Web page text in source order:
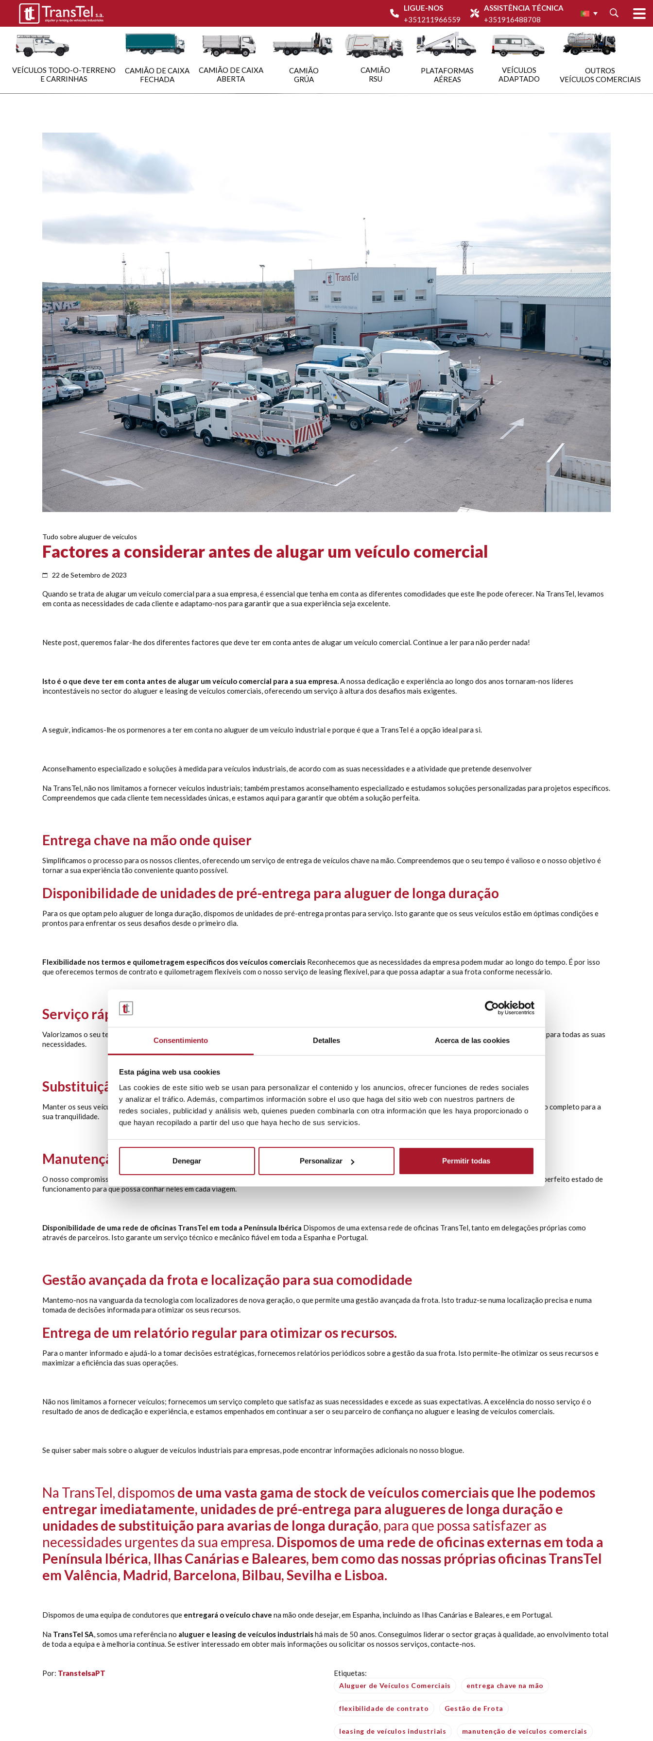
Consentimiento Detalles Acerca de las cookies
Esta página web usa cookies
Las cookies de este sitio web se usan para personalizar el contenido y los anuncios, ofrecer funciones de redes sociales
y analizar el tráfico. Además, compartimos información sobre el uso que haga del sitio web con nuestros partners de
redes sociales, publicidad y análisis web, quienes pueden combinarla con otra información que les haya proporcionado o
que hayan recopilado a partir del uso que haya hecho de sus servicios.
Denegar Personalizar Permitir todas
LIGUE-NOS
+351211966559
ASSISTÊNCIA TÉCNICA
+351916488708
VEÍCULOS TODO-O-TERRENO
E CARRINHAS
CAMIÃO DE CAIXA
FECHADA
CAMIÃO DE CAIXA
ABERTA
CAMIÃO
GRÚA
CAMIÃO
RSU
PLATAFORMAS
AÉREAS
VEÍCULOS
ADAPTADO
OUTROS
VEÍCULOS COMERCIAIS
Tudo sobre aluguer de veículos
Factores a considerar antes de alugar um veículo comercial
22 de Setembro de 2023
Quando se trata de alugar um veículo comercial para a sua empresa, é essencial que tenha em conta as diferentes comodidades que este lhe pode oferecer. Na TransTel, levamos
em conta as necessidades de cada cliente e adaptamo-nos para garantir que a sua experiência seja excelente.
Neste post, queremos falar-lhe dos diferentes factores que deve ter em conta antes de alugar um veículo comercial. Continue a ler para não perder nada!
Isto é o que deve ter em conta antes de alugar um veículo comercial para a sua empresa.A nossa dedicação e experiência ao longo dos anos tornaram-nos líderes
incontestáveis no sector do aluguer e leasing de veículos comerciais, oferecendo um serviço à altura dos desafios mais exigentes.
A seguir, indicamos-lhe os pormenores a ter em conta no aluguer de um veículo industrial e porque é que a TransTel é a opção ideal para si.
Aconselhamento especializado e soluções à medida para veículos industriais, de acordo com as suas necessidades e a atividade que pretende desenvolver
Na TransTel, não nos limitamos a fornecer veículos industriais; também prestamos aconselhamento especializado e estudamos soluções personalizadas para projetos específicos.
Compreendemos que cada cliente tem necessidades únicas, e estamos aqui para garantir que obtém a solução perfeita.
Entrega chave na mão onde quiser
Simplificamos o processo para os nossos clientes, oferecendo um serviço de entrega de veículos chave na mão. Compreendemos que o seu tempo é valioso e o nosso objetivo é
tornar a sua experiência tão conveniente quanto possível.
Disponibilidade de unidades de pré-entrega para aluguer de longa duração
Para os que optam pelo aluguer de longa duração, dispomos de unidades de pré-entrega prontas para serviço. Isto garante que os seus veículos estão em óptimas condições e
prontos para enfrentar os seus desafios desde o primeiro dia.
Flexibilidade nos termos e quilometragem específicos dos veículos comerciais Reconhecemos que as necessidades da empresa podem mudar ao longo do tempo. É por isso
que oferecemos termos de contrato e quilometragem flexíveis com o nosso serviço de leasing flexível, para que possa adaptar a sua frota conforme necessário.
Serviço rápido e eficiente com um único ponto de contacto
Valorizamos o seu tempo e simplificamos o processo de comunicação, fornecendo-lhe um único ponto de contacto. Isto garante um serviço eficiente e reativo para todas as suas
necessidades.
Substituição de pneus e seguro completo à sua disposição
Manter os seus veículos em perfeitas condições é essencial. É por isso que oferecemos a substituição de pneus incluída no nosso serviço, bem como um seguro completo para a
sua tranquilidade.
Manutenção preventiva e corretiva completa dos seus veículos.
O nosso compromisso com a qualidade reflete-se no nosso serviço de manutenção integral, tanto preventiva como corretiva. Mantemos os seus veículos em perfeito estado de
funcionamento para que possa confiar neles em cada viagem.
Disponibilidade de uma rede de oficinas TransTel em toda a Península Ibérica Dispomos de uma extensa rede de oficinas TransTel, tanto em delegações próprias como
através de parceiros. Isto garante um serviço técnico e mecânico fiável em toda a Espanha e Portugal.
Gestão avançada da frota e localização para sua comodidade
Mantemo-nos na vanguarda da tecnologia com localizadores de nova geração, o que permite uma gestão avançada da frota. Isto traduz-se numa localização precisa e numa
tomada de decisões informada para otimizar os seus recursos.
Entrega de um relatório regular para otimizar os recursos.
Para o manter informado e ajudá-lo a tomar decisões estratégicas, fornecemos relatórios periódicos sobre a gestão da sua frota. Isto permite-lhe otimizar os seus recursos e
maximizar a eficiência das suas operações.
Não nos limitamos a fornecer veículos; fornecemos um serviço completo que satisfaz as suas necessidades e excede as suas expectativas. A excelência do nosso serviço é o
resultado de anos de dedicação e experiência, e estamos empenhados em continuar a ser o seu parceiro de confiança no aluguer e leasing de veículos comerciais.
Se quiser saber mais sobre o aluguer de veículos industriais para empresas, pode encontrar informações adicionais no nosso blogue.
Na TransTel, dispomos de uma vasta gama de stock de veículos comerciais que lhe podemos
entregar imediatamente, unidades de pré-entrega para alugueres de longa duração e
unidades de substituição para avarias de longa duração, para que possa satisfazer as
necessidades urgentes da sua empresa. Dispomos de uma rede de oficinas externas em toda a
Península Ibérica, Ilhas Canárias e Baleares, bem como das nossas próprias oficinas TransTel
em Valência, Madrid, Barcelona, Bilbau, Sevilha e Lisboa.
Dispomos de uma equipa de condutores que entregará o veículo chave na mão onde desejar, em Espanha, incluindo as Ilhas Canárias e Baleares, e em Portugal.
Na TransTel SA, somos uma referência no aluguer e leasing de veículos industriaishá mais de 50 anos. Conseguimos liderar o sector graças à qualidade, ao envolvimento total
de toda a equipa e à melhoria contínua. Se estiver interessado em obter mais informações ou solicitar os nossos serviços, contacte-nos.
Por: TranstelsaPT Etiquetas:
Aluguer de Veículos Comerciais entrega chave na mão
flexibilidade de contrato Gestão de Frota
leasing de veículos industriais manutenção de veículos comerciais